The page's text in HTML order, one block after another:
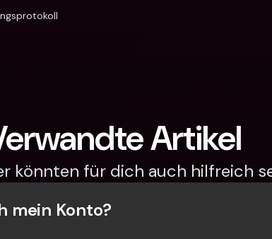
Artikel
könnten für dich auch hilfreich
mein Konto?